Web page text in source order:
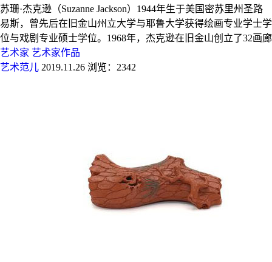
苏珊·杰克逊（Suzanne Jackson）1944年生于美国密苏里州圣路
易斯，曾先后在旧金山州立大学与耶鲁大学获得绘画专业学士学
位与戏剧专业硕士学位。1968年，杰克逊在旧金山创立了32画廊
艺术家 艺术家作品
艺术范儿 2019.11.26 浏览：2342